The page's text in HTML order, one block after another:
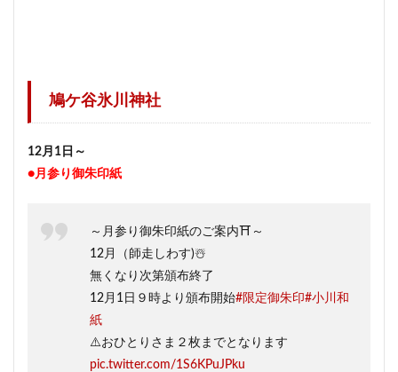
鳩ケ谷氷川神社
12月1日～
●月参り御朱印紙
～月参り御朱印紙のご案内⛩️～
12月（師走しわす)☃️
無くなり次第頒布終了
12月1日９時より頒布開始#限定御朱印#小川和
紙
⚠️おひとりさま２枚までとなります
pic.twitter.com/1S6KPuJPku